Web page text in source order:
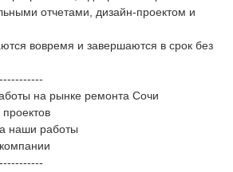
отчетами, дизайн-проектом и
вовремя и завершаются в срок без
на рынке ремонта Сочи
наши работы